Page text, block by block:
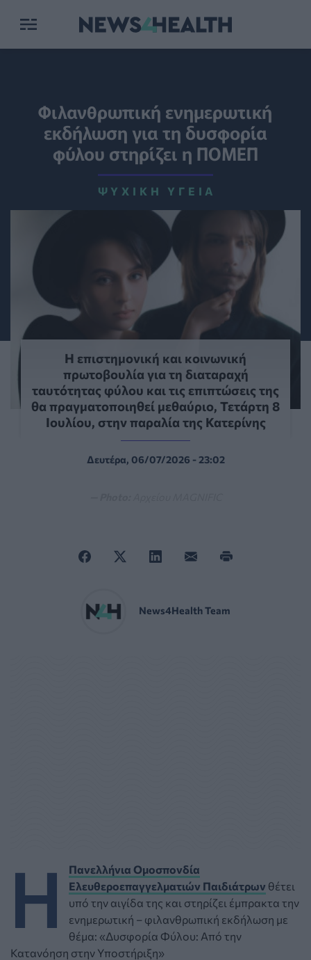
Φιλανθρωπική ενημερωτική
εκδήλωση για τη δυσφορία
φύλου στηρίζει η ΠΟΜΕΠ
ΨΥΧΙΚΉ ΥΓΕΊΑ
Η επιστημονική και κοινωνική
πρωτοβουλία για τη διαταραχή
ταυτότητας φύλου και τις επιπτώσεις της
θα πραγματοποιηθεί μεθαύριο, Τετάρτη 8
Ιουλίου, στην παραλία της Κατερίνης
Δευτέρα, 06/07/2026 - 23:02
News4Health Team
Η
Πανελλήνια Ομοσπονδία
Ελευθεροεπαγγελματιών Παιδιάτρων θέτει
υπό την αιγίδα της και στηρίζει έμπρακτα την
ενημερωτική – φιλανθρωπική εκδήλωση με
θέμα: «Δυσφορία Φύλου: Από την
Κατανόηση στην Υποστήριξη»